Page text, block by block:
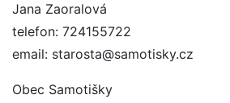
Jana Zaoralová
telefon: 724155722
email: starosta@samotisky.cz
Obec Samotišky